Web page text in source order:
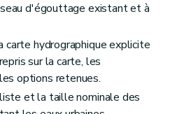
d'égouttage existant et à
hydrographique explicite
sur la carte, les
options retenues.
et la taille nominale des